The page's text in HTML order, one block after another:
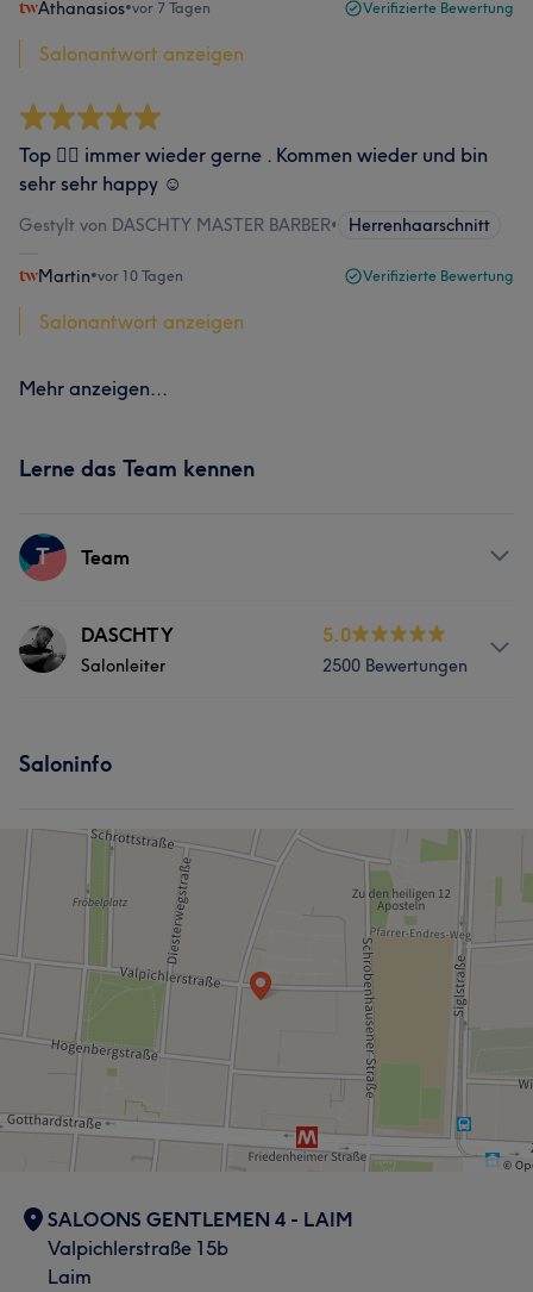
Athanasios•vor 7 Tagen Verifizierte Bewertung
Salonantwort anzeigen
Top 👍🏻 immer wieder gerne . Kommen wieder und bin
sehr sehr happy ☺️
Gestylt von DASCHTY MASTER BARBER• Herrenhaarschnitt
Martin•vor 10 Tagen Verifizierte Bewertung
Salonantwort anzeigen
Mehr anzeigen...
Lerne das Team kennen
T Team
ServicesDASCHTY
Salonleiter
5.0
2500 Bewertungen
Was unsere Kunden über DASCHTY sagen
Professionell Kompetent Außergewöhnlich
Saloninfo
SALOONS GENTLEMEN 4 - LAIM
Valpichlerstraße 15b
Laim